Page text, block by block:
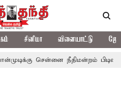
சினிமா விளையாட்டு
நீதிமன்றம் பிடிவாராண்ட்